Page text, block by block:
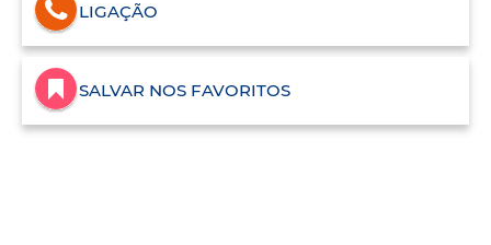
LIGAÇÃO
SALVAR NOS FAVORITOS